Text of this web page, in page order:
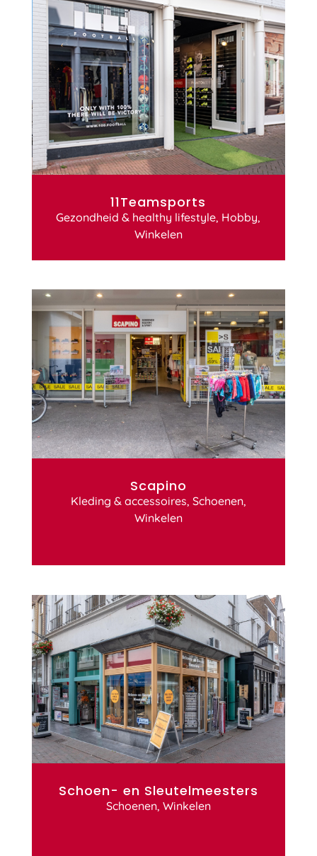
11Teamsports
Gezondheid & healthy lifestyle, Hobby,
Winkelen
Scapino
Kleding & accessoires, Schoenen,
Winkelen
Schoen- en Sleutelmeesters
Schoenen, Winkelen